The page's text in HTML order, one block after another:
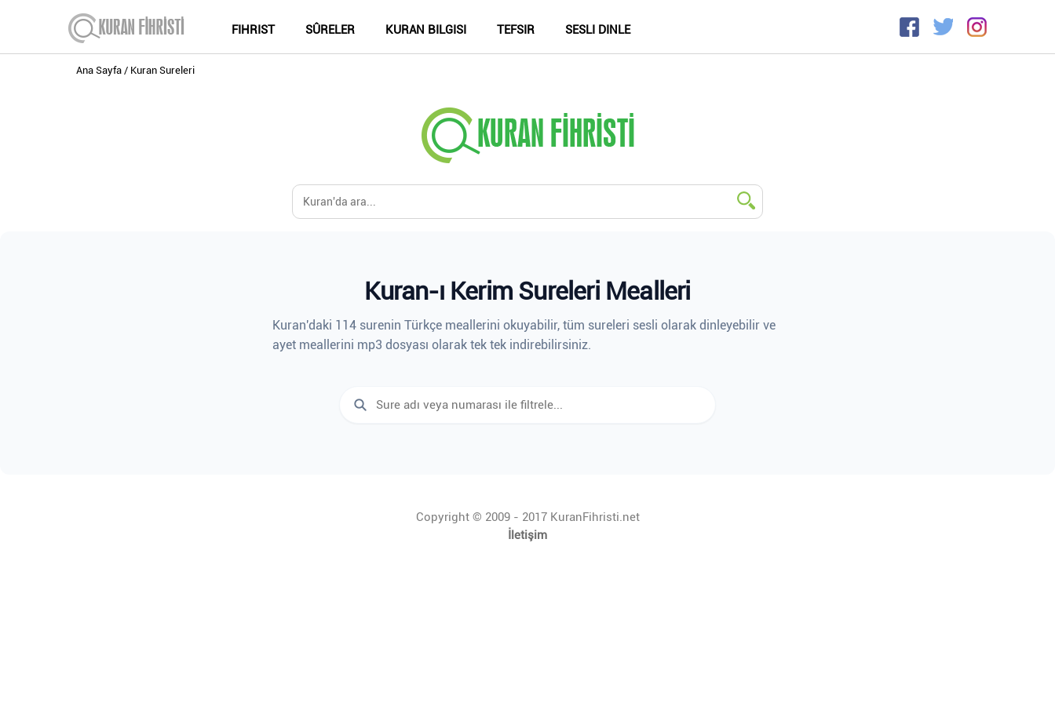
FIHRIST SÛRELER KURAN BILGISI TEFSIR SESLI DINLE
Ana Sayfa Kuran Sureleri
Kuran-ı Kerim Sureleri Mealleri
Kuran'daki 114 surenin Türkçe meallerini okuyabilir, tüm sureleri sesli olarak dinleyebilir ve
ayet meallerini mp3 dosyası olarak tek tek indirebilirsiniz.
Copyright © 2009 - 2017 KuranFihristi.net
İletişim